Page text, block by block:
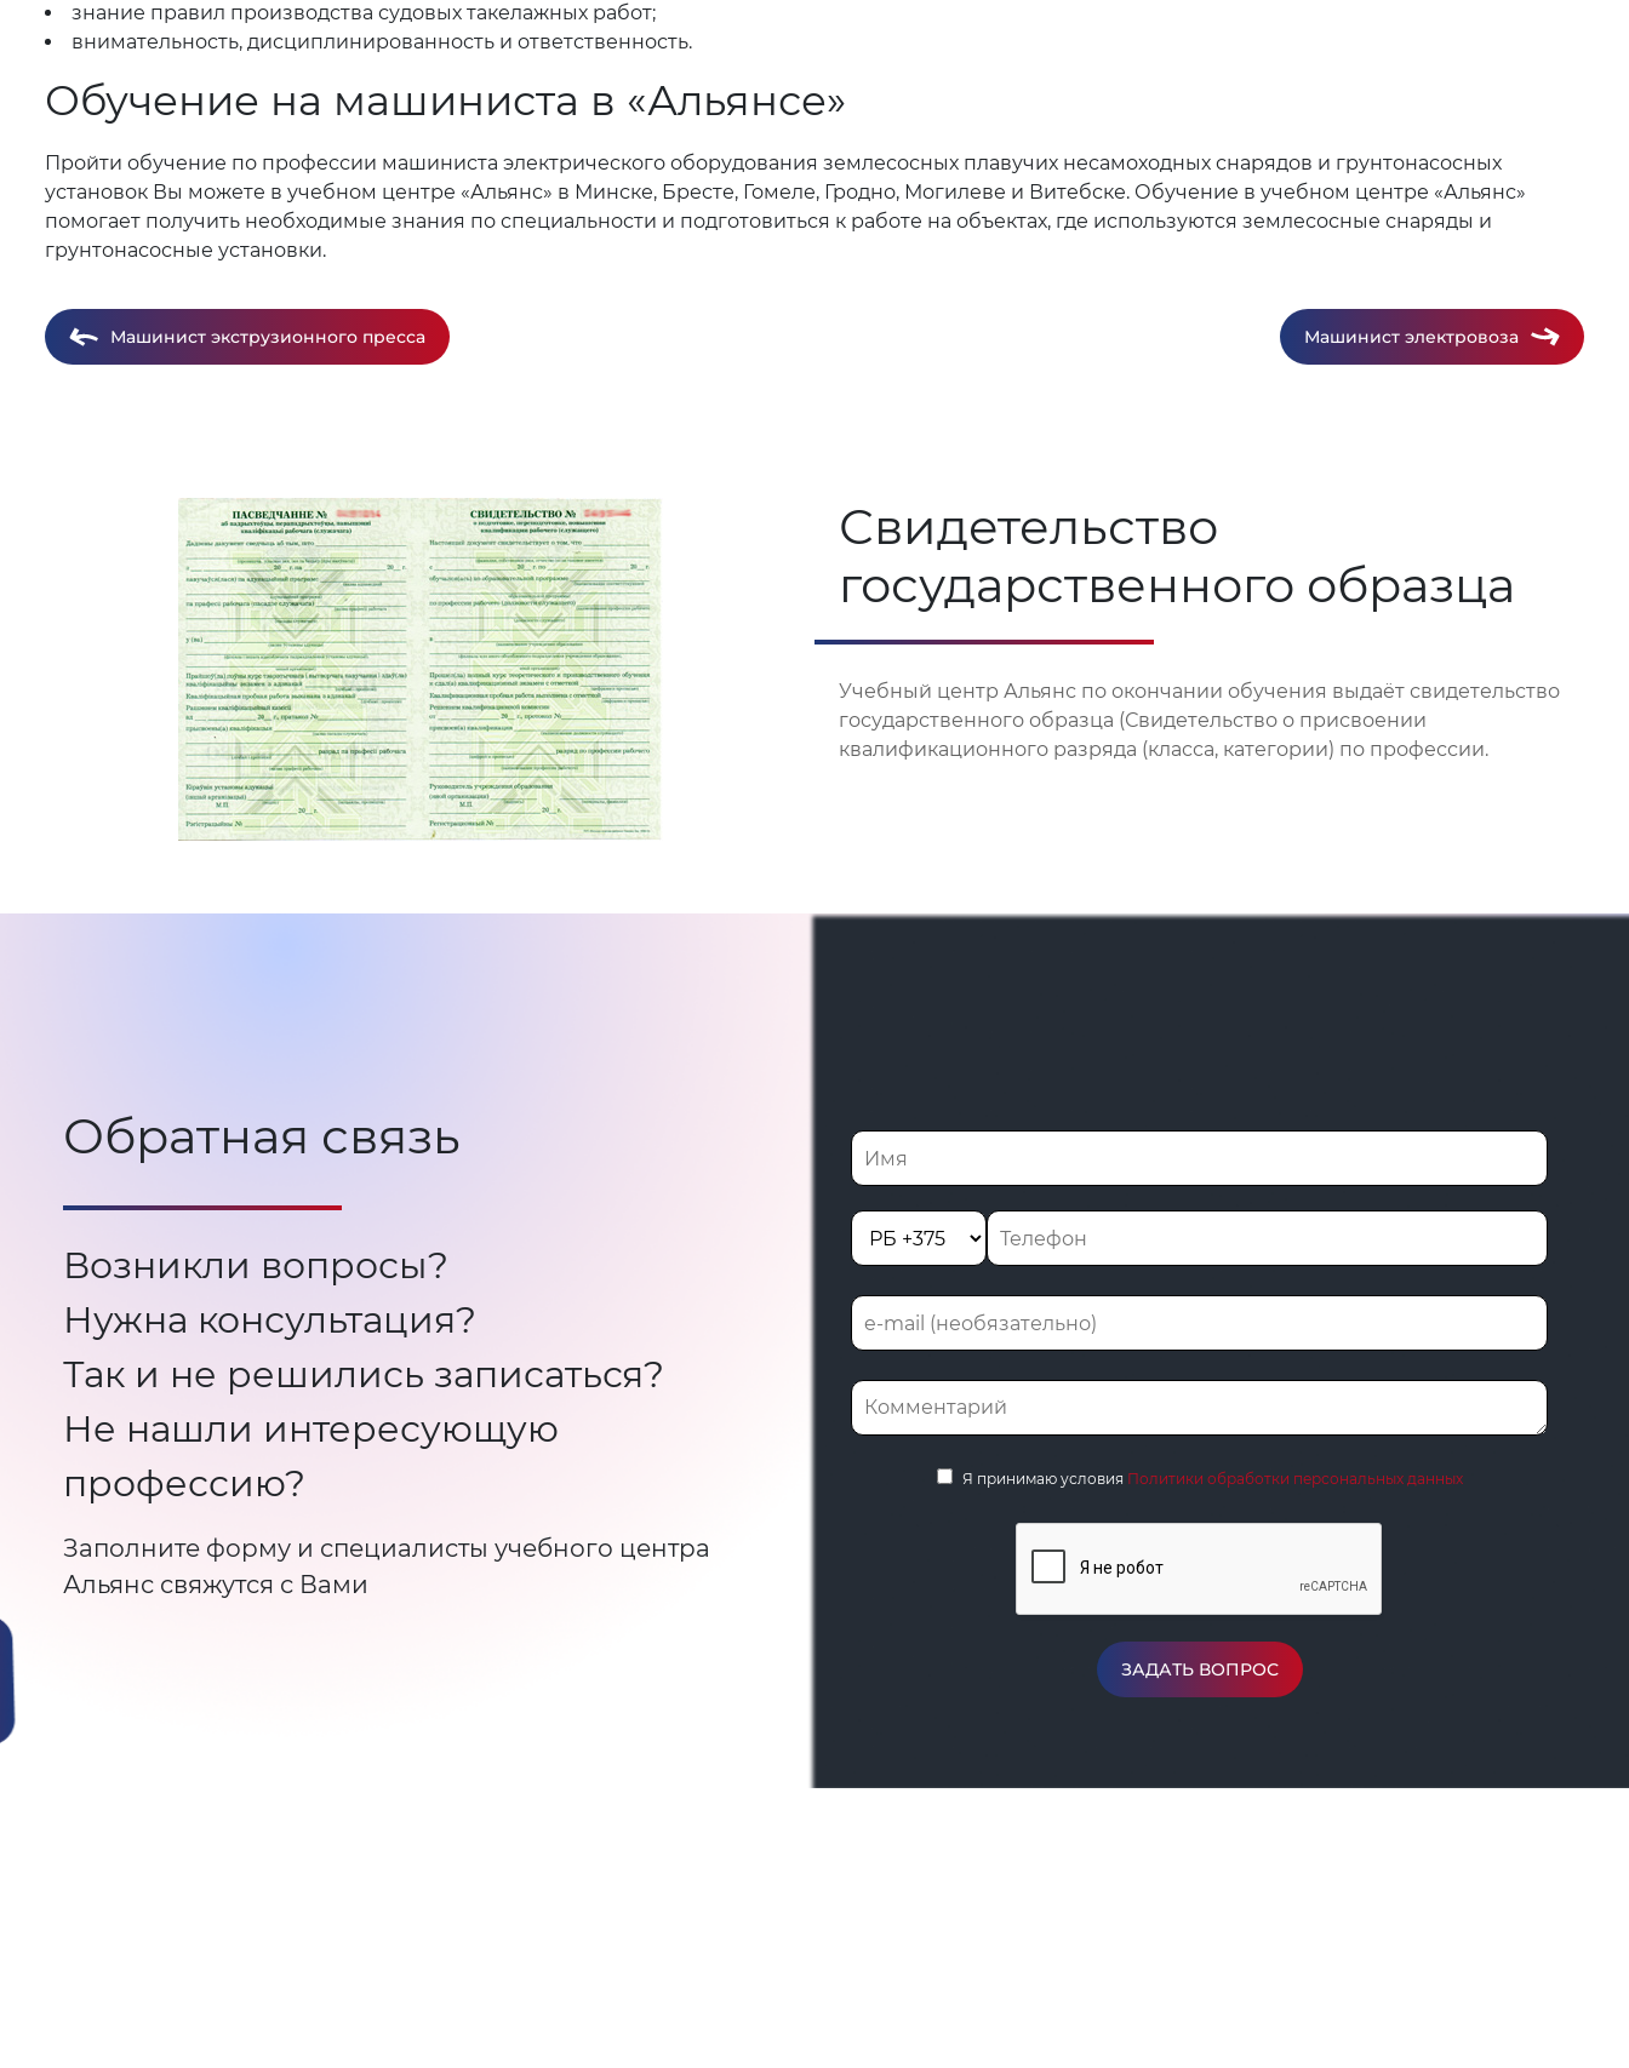
знание правил производства судовых такелажных работ;
внимательность, дисциплинированность и ответственность.
Обучение на машиниста в «Альянсе»
Пройти обучение по профессии машиниста электрического оборудования землесосных плавучих несамоходных снарядов и грунтонасосных
установок Вы можете в учебном центре «Альянс» в Минске, Бресте, Гомеле, Гродно, Могилеве и Витебске. Обучение в учебном центре «Альянс»
помогает получить необходимые знания по специальности и подготовиться к работе на объектах, где используются землесосные снаряды и
грунтонасосные установки.
Машинист экструзионного пресса Машинист электровоза
Свидетельство
государственного образца
Учебный центр Альянс по окончании обучения выдаёт свидетельство
государственного образца (Свидетельство о присвоении
квалификационного разряда (класса, категории) по профессии.
Обратная связь
Возникли вопросы?
Нужна консультация?
Так и не решились записаться?
Не нашли интересующую
профессию?
Заполните форму и специалисты учебного центра
Альянс свяжутся с Вами
Я принимаю условия Политики обработки персональных данных
ЗАДАТЬ ВОПРОС